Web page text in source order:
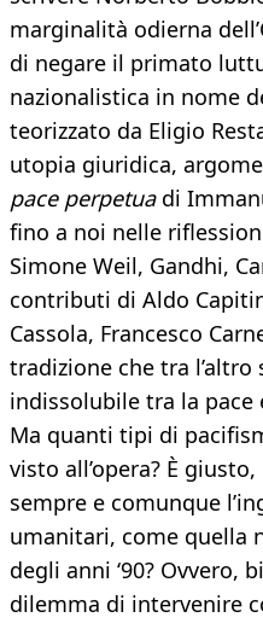
marginalità odierna
di negare il primato
nazionalistica in nome
teorizzato da Eligio
utopia giuridica,
pace perpetuadi
fino a noi nelle
Simone Weil, Gandhi,
contributi di Aldo
Cassola, Francesco
tradizione che tra l’altro
indissolubile tra la pace
Ma quanti tipi di
visto all’opera? È
sempre e comunque
umanitari, come quella
degli anni ‘90? Ovvero,
dilemma di intervenire